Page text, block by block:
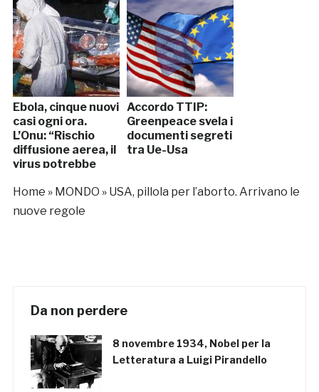
Ebola, cinque nuovi
casi ogni ora.
L’Onu: “Rischio
diffusione aerea, il
virus potrebbe
Accordo TTIP:
Greenpeace svela i
documenti segreti
tra Ue-Usa
Home » MONDO » USA, pillola per l’aborto. Arrivano le
nuove regole
Da non perdere
8 novembre 1934, Nobel per la
Letteratura a Luigi Pirandello